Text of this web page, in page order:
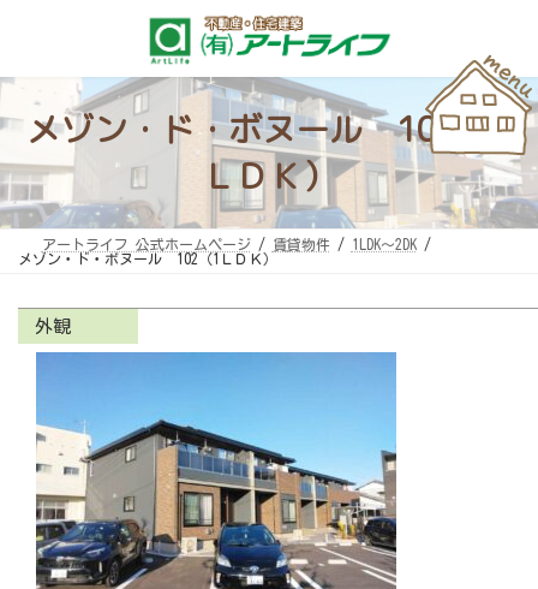
ツ
キ
プ
シ
に
動
メゾン・ド・ボヌール 102（1
ＬＤＫ）
アートライフ 公式ホームページ 賃貸物件
1LDK～2DK
メゾン・ド・ボヌール 102（1ＬＤＫ）
外観